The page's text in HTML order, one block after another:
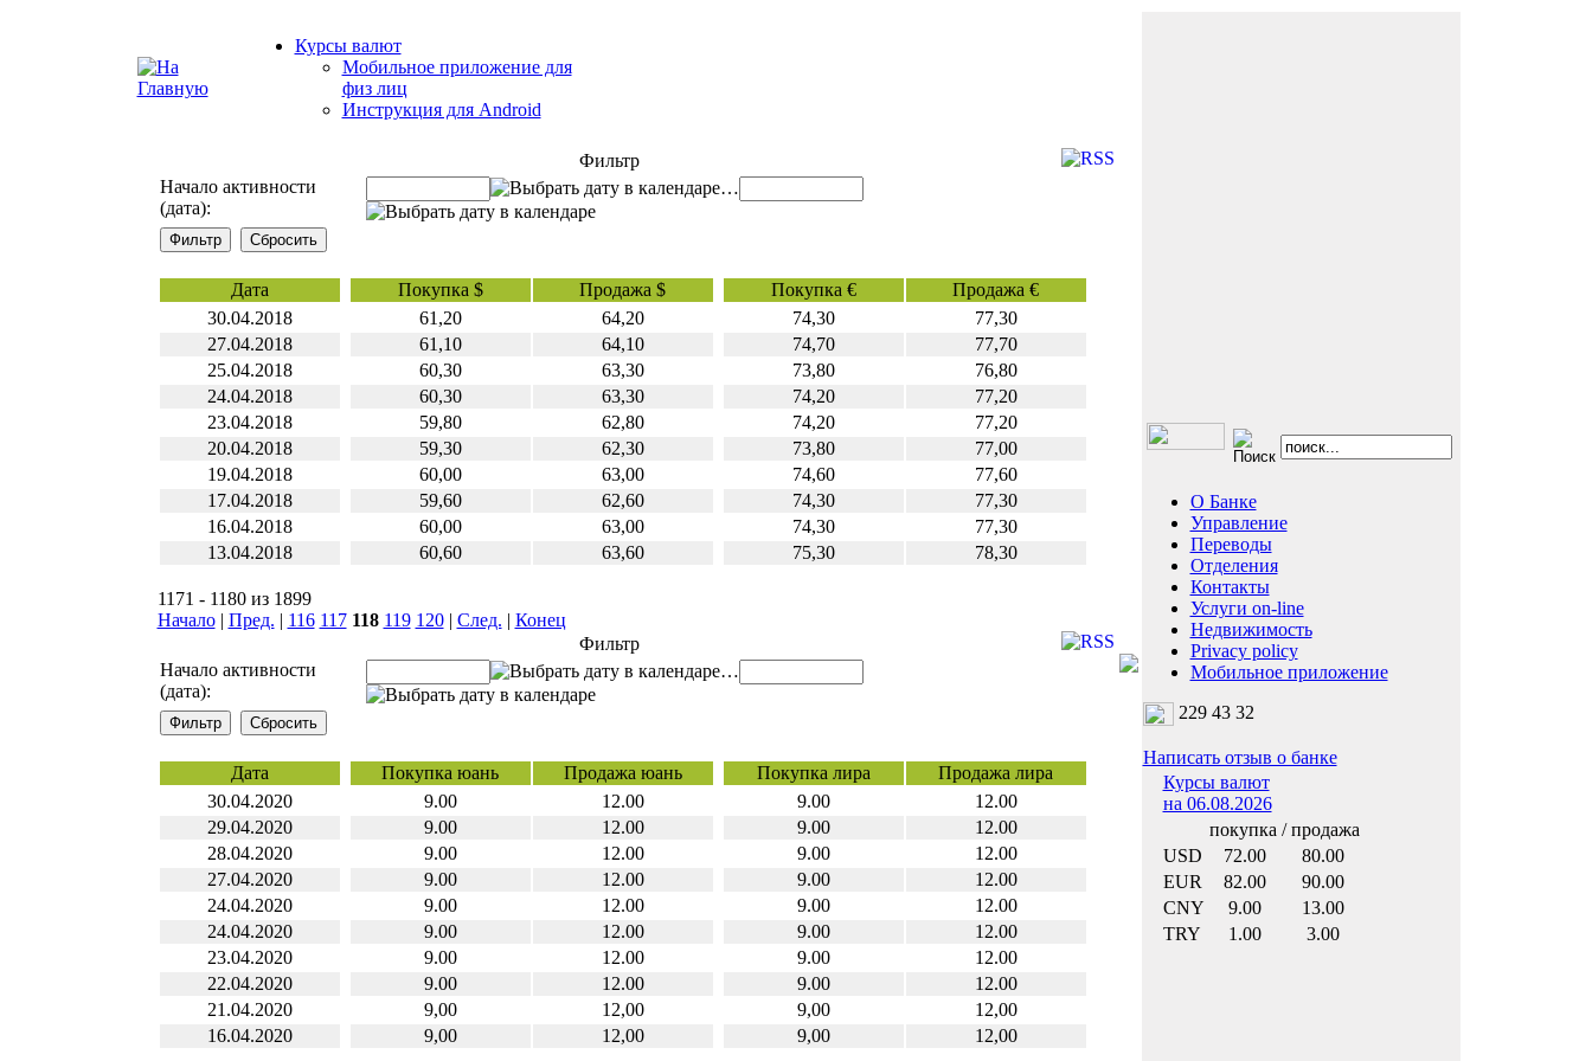
Курсы валют
Мобильное приложение для
физ лиц
Инструкция для Android
О Банке
Управление
Переводы
Отделения
Контакты
Услуги on-line
Недвижимость
Privacy policy
Мобильное приложение
229 43 32
Написать отзыв о банке
Курсы валют
на 06.08.2026
покупка / продажа
USD
72.00
80.00
EUR
82.00
90.00
CNY
9.00
13.00
TRY
1.00 3.00
Фильтр
Начало активности
(дата):
…
Дата Покупка $ Продажа $ Покупка €
Продажа €
30.04.2018
61,20 64,20 74,30
77,30
27.04.2018
61,10 64,10 74,70
77,70
25.04.2018
60,30 63,30 73,80
76,80
24.04.2018
60,30 63,30 74,20
77,20
23.04.2018
59,80 62,80 74,20
77,20
20.04.2018
59,30 62,30 73,80
77,00
19.04.2018
60,00 63,00 74,60
77,60
17.04.2018
59,60 62,60 74,30
77,30
16.04.2018
60,00 63,00 74,30
77,30
13.04.2018
60,60 63,60 75,30 78,30
1171 - 1180 из 1899
Начало| Пред. | 116 117 118 119 120| След. | Конец
Фильтр
Начало активности
(дата):
…
Дата Покупка юань Продажа юань Покупка лира
Продажа лира
30.04.2020
9.00 12.00 9.00
12.00
29.04.2020
9.00 12.00 9.00
12.00
28.04.2020
9.00 12.00 9.00
12.00
27.04.2020
9.00 12.00 9.00
12.00
24.04.2020
9.00 12.00 9.00
12.00
24.04.2020
9.00 12.00 9.00
12.00
23.04.2020
9.00 12.00 9.00
12.00
22.04.2020
9.00 12.00 9.00
12.00
21.04.2020
9,00 12,00 9,00
12,00
16.04.2020
9,00 12,00 9,00 12,00